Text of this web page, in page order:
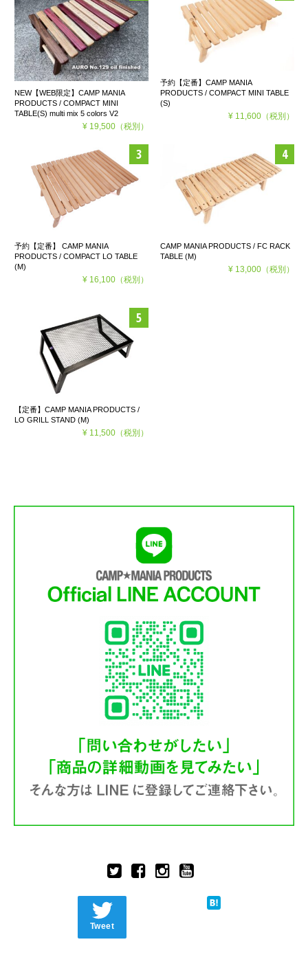
NEW【WEB限定】CAMP MANIA
PRODUCTS / COMPACT MINI
TABLE(S) multi mix 5 colors V2
¥ 19,500（税別）
予約【定番】CAMP MANIA
PRODUCTS / COMPACT MINI TABLE
(S)
¥ 11,600（税別）
予約【定番】 CAMP MANIA
PRODUCTS / COMPACT LO TABLE
(M)
¥ 16,100（税別）
CAMP MANIA PRODUCTS / FC RACK
TABLE (M)
¥ 13,000（税別）
【定番】CAMP MANIA PRODUCTS /
LO GRILL STAND (M)
¥ 11,500（税別）
Tweet